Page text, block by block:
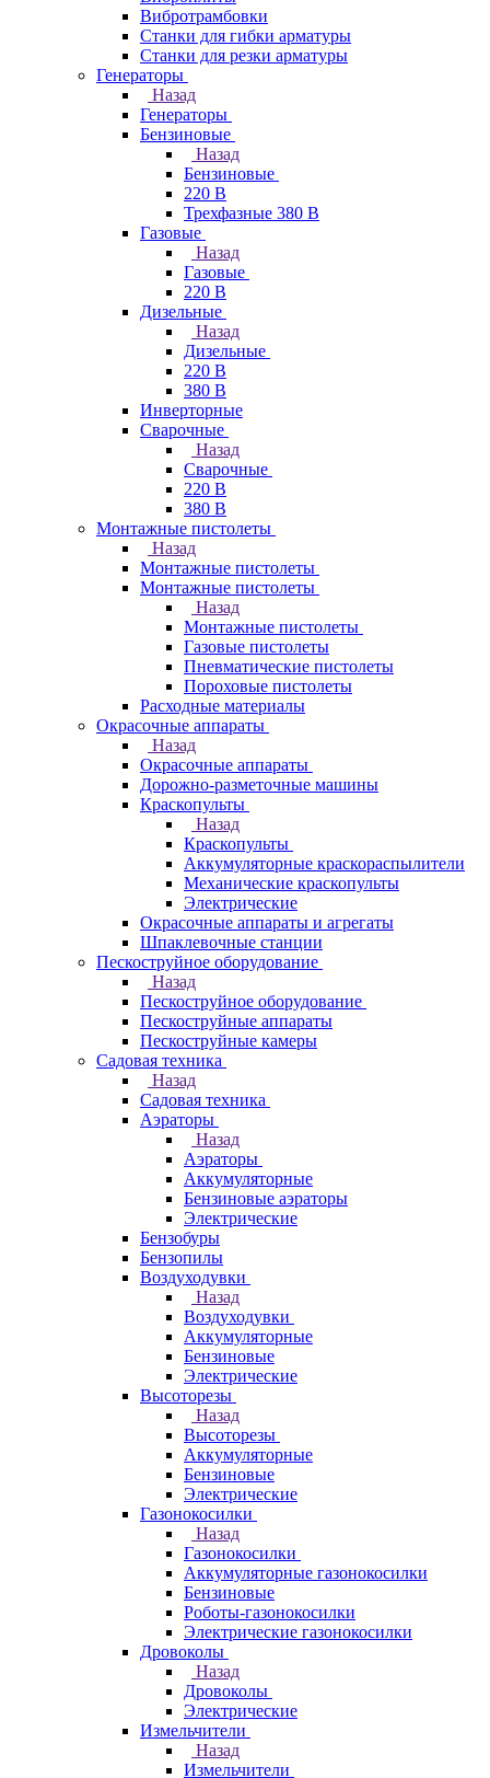
Вибротрамбовки
Станки для гибки арматуры
Станки для резки арматуры
Генераторы
Назад
Генераторы
Бензиновые
Назад
Бензиновые
220 В
Трехфазные 380 В
Газовые
Назад
Газовые
220 В
Дизельные
Назад
Дизельные
220 В
380 В
Инверторные
Сварочные
Назад
Сварочные
220 В
380 В
Монтажные пистолеты
Назад
Монтажные пистолеты
Монтажные пистолеты
Назад
Монтажные пистолеты
Газовые пистолеты
Пневматические пистолеты
Пороховые пистолеты
Расходные материалы
Окрасочные аппараты
Назад
Окрасочные аппараты
Дорожно-разметочные машины
Краскопульты
Назад
Краскопульты
Аккумуляторные краскораспылители
Механические краскопульты
Электрические
Окрасочные аппараты и агрегаты
Шпаклевочные станции
Пескоструйное оборудование
Назад
Пескоструйное оборудование
Пескоструйные аппараты
Пескоструйные камеры
Садовая техника
Назад
Садовая техника
Аэраторы
Назад
Аэраторы
Аккумуляторные
Бензиновые аэраторы
Электрические
Бензобуры
Бензопилы
Воздуходувки
Назад
Воздуходувки
Аккумуляторные
Бензиновые
Электрические
Высоторезы
Назад
Высоторезы
Аккумуляторные
Бензиновые
Электрические
Газонокосилки
Назад
Газонокосилки
Аккумуляторные газонокосилки
Бензиновые
Роботы-газонокосилки
Электрические газонокосилки
Дровоколы
Назад
Дровоколы
Электрические
Измельчители
Назад
Измельчители